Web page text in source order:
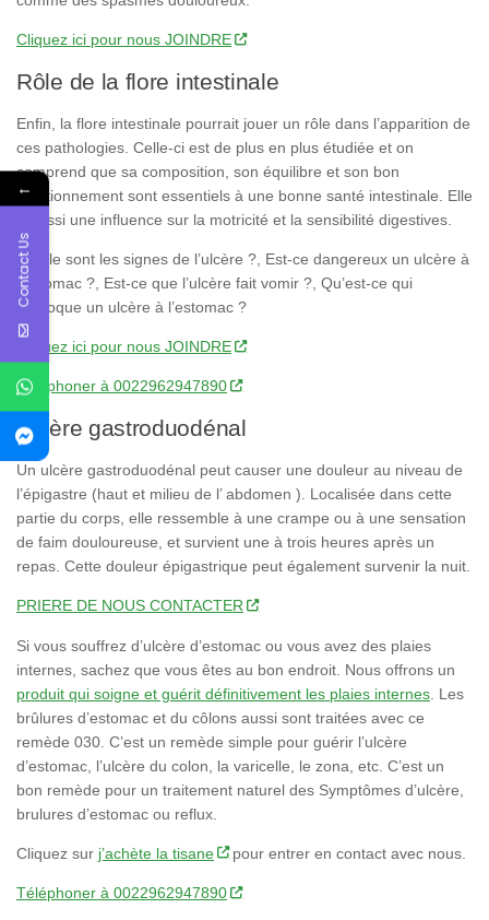
Cliquez ici pour nous JOINDRE
Rôle de la flore intestinale
Enfin, la flore intestinale pourrait jouer un rôle dans l’apparition de
ces pathologies. Celle-ci est de plus en plus étudiée et on
comprend que sa composition, son équilibre et son bon
fonctionnement sont essentiels à une bonne santé intestinale. Elle
a aussi une influence sur la motricité et la sensibilité digestives.
Quelle sont les signes de l’ulcère ?, Est-ce dangereux un ulcère à
l’estomac ?, Est-ce que l’ulcère fait vomir ?, Qu’est-ce qui
provoque un ulcère à l’estomac ?
Cliquez ici pour nous JOINDRE
Téléphoner à 0022962947890
Ulcère gastroduodénal
Un ulcère gastroduodénal peut causer une douleur au niveau de
l’épigastre (haut et milieu de l’ abdomen ). Localisée dans cette
partie du corps, elle ressemble à une crampe ou à une sensation
de faim douloureuse, et survient une à trois heures après un
repas. Cette douleur épigastrique peut également survenir la nuit.
PRIERE DE NOUS CONTACTER
Si vous souffrez d’ulcère d’estomac ou vous avez des plaies
internes, sachez que vous êtes au bon endroit. Nous offrons un
produit qui soigne et guérit définitivement les plaies internes . Les
brûlures d’estomac et du côlons aussi sont traitées avec ce
remède 030. C’est un remède simple pour guérir l’ulcère
d’estomac, l’ulcère du colon, la varicelle, le zona, etc. C’est un
bon remède pour un traitement naturel des Symptômes d’ulcère,
brulures d’estomac ou reflux.
Cliquez sur j’achète la tisane pour entrer en contact avec nous.
Téléphoner à 0022962947890
←
Contact Us